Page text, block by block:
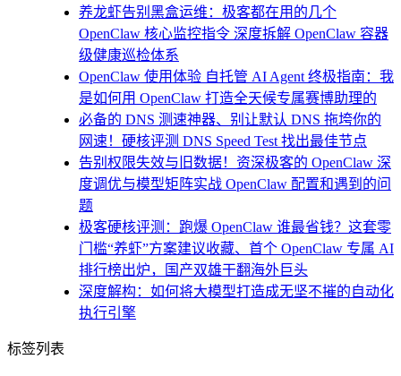
养龙虾告别黑盒运维：极客都在用的几个
OpenClaw 核心监控指令 深度拆解 OpenClaw 容器
级健康巡检体系
OpenClaw 使用体验 自托管 AI Agent 终极指南：我
是如何用 OpenClaw 打造全天候专属赛博助理的
必备的 DNS 测速神器、别让默认 DNS 拖垮你的
网速！硬核评测 DNS Speed Test 找出最佳节点
告别权限失效与旧数据！资深极客的 OpenClaw 深
度调优与模型矩阵实战 OpenClaw 配置和遇到的问
题
极客硬核评测：跑爆 OpenClaw 谁最省钱？这套零
门槛“养虾”方案建议收藏、首个 OpenClaw 专属 AI
排行榜出炉，国产双雄干翻海外巨头
深度解构：如何将大模型打造成无坚不摧的自动化
执行引擎
标签列表